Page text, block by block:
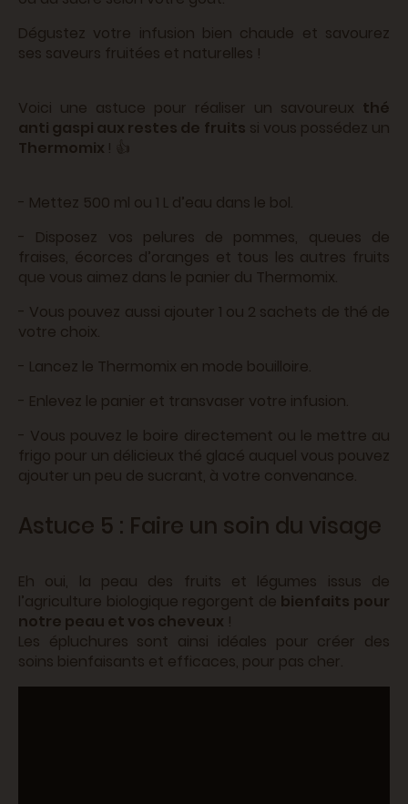
Dégustez votre infusion bien chaude et savourez
ses saveurs fruitées et naturelles !
Voici une astuce pour réaliser un savoureux thé
anti gaspi aux restes de fruits si vous possédez un
Thermomix ! 👍
- Mettez 500 ml ou 1 L d’eau dans le bol.
- Disposez vos pelures de pommes, queues de
fraises, écorces d’oranges et tous les autres fruits
que vous aimez dans le panier du Thermomix.
- Vous pouvez aussi ajouter 1 ou 2 sachets de thé de
votre choix.
- Lancez le Thermomix en mode bouilloire.
- Enlevez le panier et transvaser votre infusion.
- Vous pouvez le boire directement ou le mettre au
frigo pour un délicieux thé glacé auquel vous pouvez
ajouter un peu de sucrant, à votre convenance.
Astuce 5 : Faire un soin du visage
Eh oui, la peau des fruits et légumes issus de
l’agriculture biologique regorgent de bienfaits pour
notre peau et vos cheveux !
Les épluchures sont ainsi idéales pour créer des
soins bienfaisants et efficaces, pour pas cher.